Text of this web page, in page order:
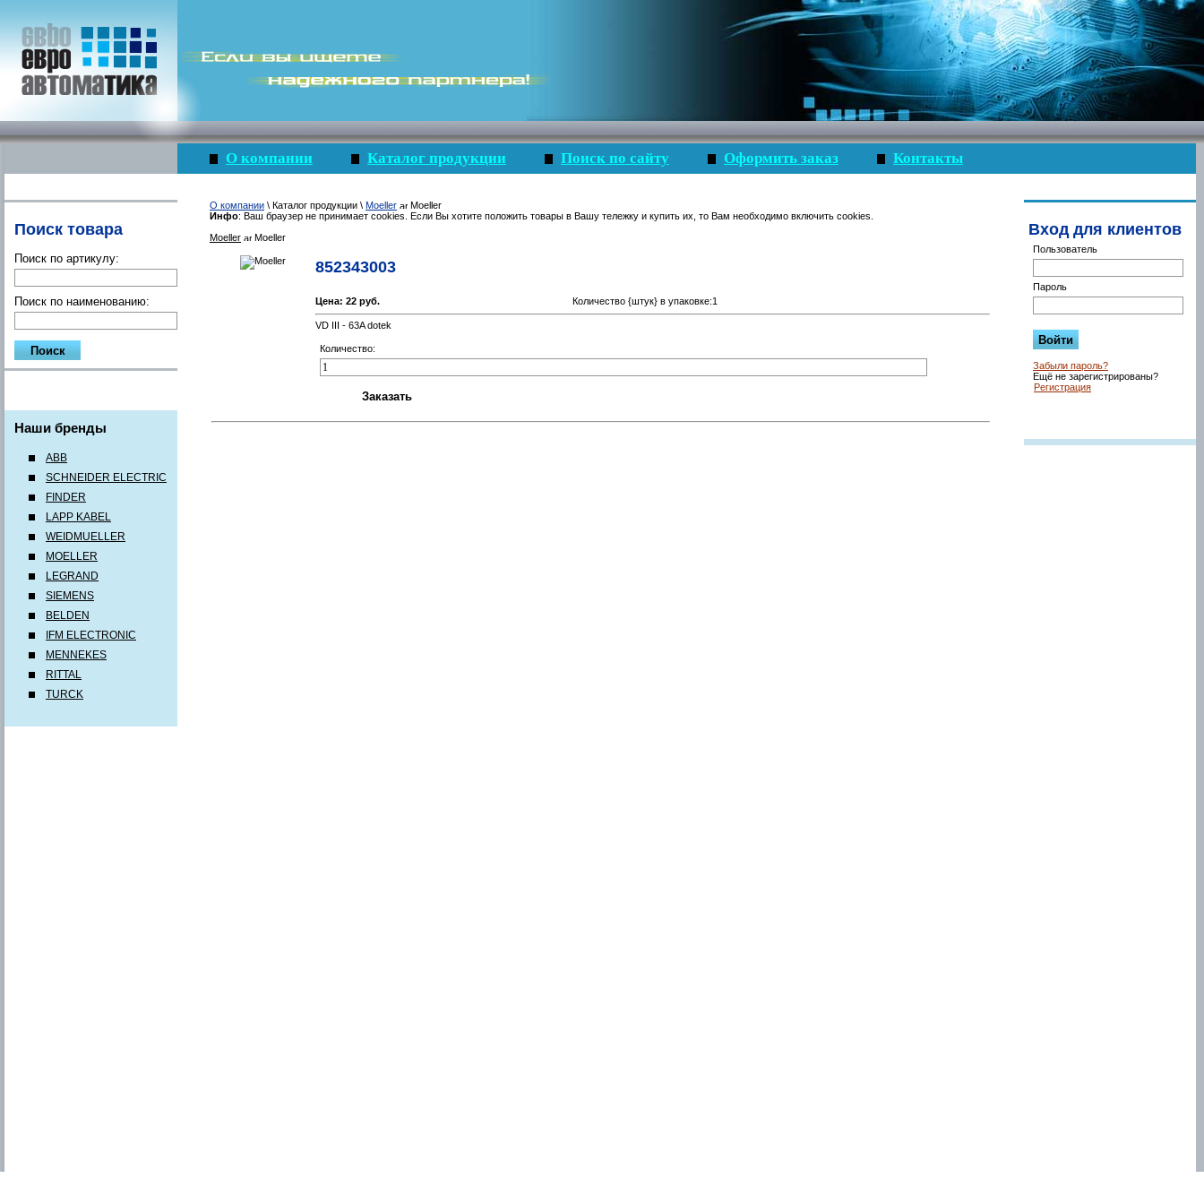
Поиск товара
Поиск по артикулу:
Поиск по наименованию:
Наши бренды
ABB
SCHNEIDER ELECTRIC
FINDER
LAPP KABEL
WEIDMUELLER
MOELLER
LEGRAND
SIEMENS
BELDEN
IFM ELECTRONIC
MENNEKES
RITTAL
TURCK
О компании Каталог продукции Поиск по сайту Оформить заказ Контакты
О компании \ Каталог продукции \ Moeller
Moeller
Инфо: Ваш браузер не принимает cookies. Если Вы хотите положить товары в Вашу тележку и купить их, то Вам необходимо включить cookies.
Moeller
Moeller
852343003
Цена: 22 руб. Количество {штук} в упаковке:1
VD III - 63A dotek
Количество:
Вход для клиентов
Пользователь
Пароль
Забыли пароль?
Ещё не зарегистрированы?
Регистрация